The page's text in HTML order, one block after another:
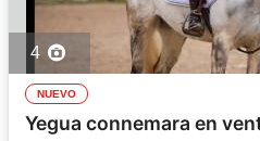
4
NUEVO
Yegua connemara en